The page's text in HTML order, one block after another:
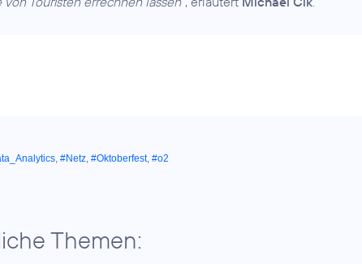
#Netz #Oktoberfest, #o2
Themen: